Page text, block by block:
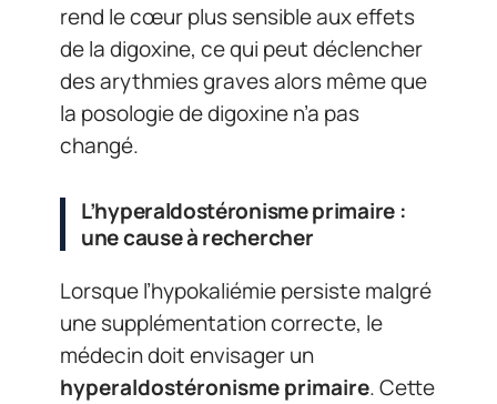
rend le cœur plus sensible aux effets
de la digoxine, ce qui peut déclencher
des arythmies graves alors même que
la posologie de digoxine n’a pas
changé.
L’hyperaldostéronisme primaire :
une cause à rechercher
Lorsque l’hypokaliémie persiste malgré
une supplémentation correcte, le
médecin doit envisager un
hyperaldostéronisme primaire. Cette